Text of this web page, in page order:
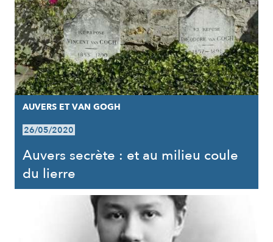
AUVERS ET VAN GOGH
26/05/2020
Auvers secrète : et au milieu coule
du lierre